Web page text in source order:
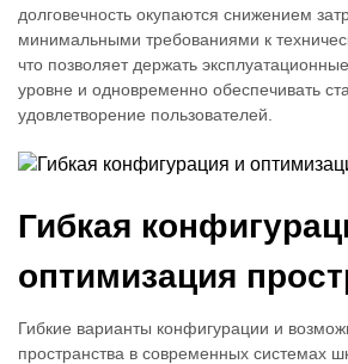
долговечность окупаются снижением
минимальными требованиями к
что позволяет держать
уровне и одновременно обеспечивать
удовлетворение пользователей.
Гибкая
оптимизация
Гибкие варианты конфигурации и
пространства в современных системах